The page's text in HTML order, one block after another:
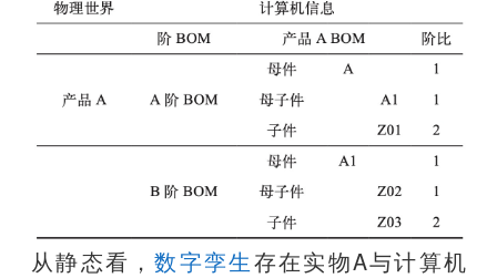
从静态看，数字孪生存在实物A与计算机